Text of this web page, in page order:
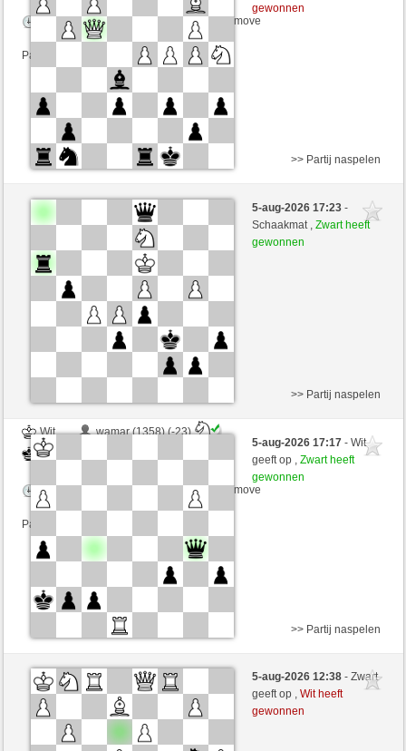
Speelduur: 4 minutes/side + 0 seconds/move
Partij telt mee voor de ranglijst
gewonnen
Wit
Jogle (1350) (+16)
Zwart
zionovi (1215) (-10)
Speelduur: 9 minutes/side + 1 seconds/move
Partij telt mee voor de ranglijst
>> Partij naspelen
5-aug-2026 17:23-
Schaakmat ,Zwart heeft
gewonnen
Wit
wamar (1358) (-23)
Zwart
Speelduur: 5 minutes/side + 8 seconds/move
Partij telt mee voor de ranglijst
>> Partij naspelen
5-aug-2026 17:17- Wit
geeft op ,Zwart heeft
gewonnen
Wit
filear (1351) (-24)
Zwart
zionovi (1159) (+28)
Speelduur: 8 minutes/side + 3 seconds/move
>> Partij naspelen
5-aug-2026 12:38- Zwart
geeft op ,Wit heeft
gewonnen